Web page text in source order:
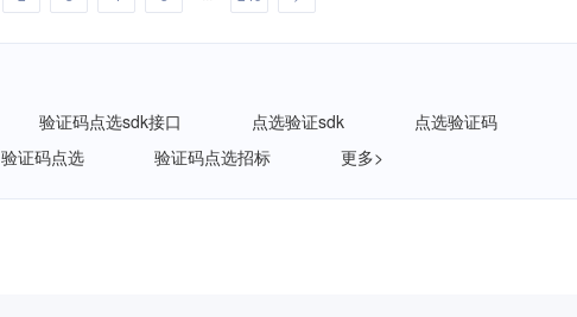
验证码点选sdk接口 点选验证sdk
点选验证码
验证码点选 验证码点选招标 更多>